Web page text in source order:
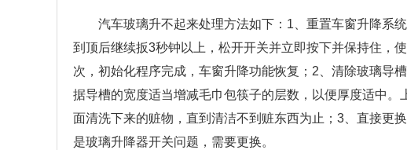
汽车玻璃升不起来处理方法如下：1、重置车窗升降系
到顶后继续扳3秒钟以上，松开开关并立即按下并保持住，
次，初始化程序完成，车窗升降功能恢复；2、清除玻璃导
据导槽的宽度适当增减毛巾包筷子的层数，以便厚度适中
面清洗下来的赃物，直到清洁不到赃东西为止；3、直接更
是玻璃升降器开关问题，需要更换。